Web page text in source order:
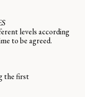
levels according
to be agreed.
the first